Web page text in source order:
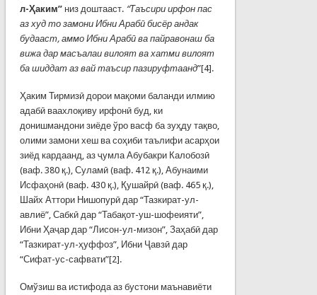
л-Ҳаким”низ доштааст. “Таъсири ирфон пас
аз худ то замони Ибни Арабӣ бисёр андак
будааст, аммо Ибни Арабӣ ва пайравонаш ба
вижа дар масъалаи вилоят ва хатми вилоят
ба шиддат аз вай таъсир пазируфтаанд”[4].
Ҳаким Тирмизӣ дорои мақоми баланди илмию
адабӣ ваахлоқиву ирфонӣ буд, ки
донишмандони зиёде ўро васф ба зуҳду тақво,
олими замони хеш ва соҳиби таълифи асарҳои
зиёд кардаанд, аз ҷумла Абубакри Калобозӣ
(ваф. 380 қ.), Суламӣ (ваф. 412 қ.), Абунаими
Исфаҳонӣ (ваф. 430 қ.), Қушайрӣ (ваф. 465 қ.),
Шайх Аттори Нишопурӣ дар “Тазкират-ул-
авлиё”, Сабкӣ дар “Табақот-уш-шофеияти”,
Ибни Ҳаҷар дар “Лисон-ул-мизон”, Заҳабӣ дар
“Тазкират-ул-ҳуффоз”, Ибни Ҷавзӣ дар
“Сифат-ус-сафвати”[2].
Омўзиш ва истифода аз бустони маънавиёти